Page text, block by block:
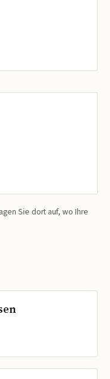
Sie dort auf, wo Ihre